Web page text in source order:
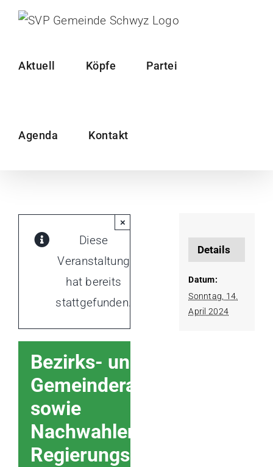
Skip
Aktuell Köpfe Partei
Agenda Kontakt
Diese
Veranstaltung
hat bereits
stattgefunden.
×
Bezirks- und
Gemeinderatswahl
sowie
Nachwahlen
Regierungsrat
Details
Datum:
Sonntag, 14.
April 2024